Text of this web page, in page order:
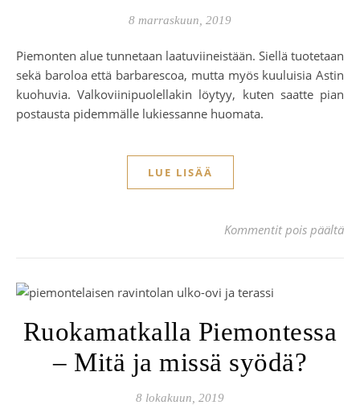
8 marraskuun, 2019
Piemonten alue tunnetaan laatuviineistään. Siellä tuotetaan
sekä baroloa että barbarescoa, mutta myös kuuluisia Astin
kuohuvia. Valkoviinipuolellakin löytyy, kuten saatte pian
postausta pidemmälle lukiessanne huomata.
LUE LISÄÄ
Kommentit pois päältä
Ruokamatkalla Piemontessa
– Mitä ja missä syödä?
8 lokakuun, 2019